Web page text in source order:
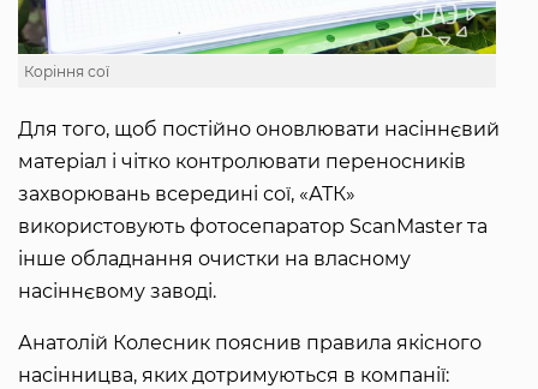
Коріння сої
Для того, щоб постійно оновлювати насіннєвий
матеріал і чітко контролювати переносників
захворювань всередині сої, «АТК»
використовують фотосепаратор ScanMaster та
інше обладнання очистки на власному
насіннєвому заводі.
Анатолій Колесник пояснив правила якісного
насінницва, яких дотримуються в компанії: